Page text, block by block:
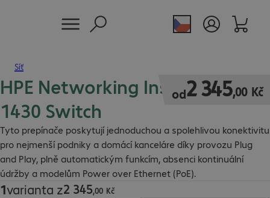
Síť
HPE Networking Instant On
1430 Switch
Tyto prepínače poskytují jednoduchou a spolehlivou konektivitu
pro nejmenší podniky a domácí kanceláre díky provozu Plug
and Play, plně automatickým funkcím, absenci kontinuální
údržby a modelům Power over Ethernet (PoE).
od2345,00 Kč
2 345,00 Kč
1varianta z2 345,00 Kč
2 345,00 Kč